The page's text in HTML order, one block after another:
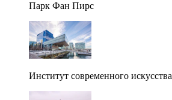
Парк Фан Пирс
Институт современного искусства